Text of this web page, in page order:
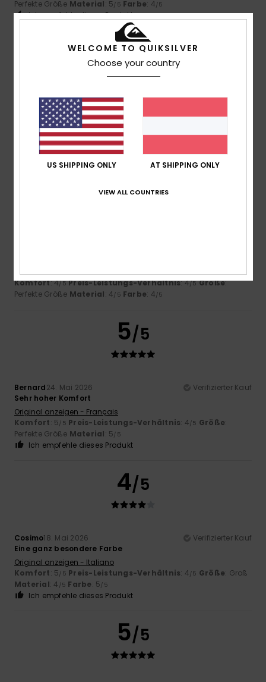
Perfekte Größe Material: 5/5 Farbe: 4/5
Ich empfehle dieses Produkt
5/5
14. Juni 2026
Original anzeigen - Deutsch
Komfort: 5/5 Preis-Leistungs-Verhältnis
Material: 5/5 Farbe: 5/5
Ich empfehle dieses Produkt
4/5
Original anzeigen - Français
Komfort: 4/5 Preis-Leistungs-Verhältnis: 4/5 Größe:
Perfekte Größe Material: 4/5 Farbe: 4/5
5/5
Bernard24. Mai 2026
Verifizierter Kauf
Sehr hoher Komfort
Original anzeigen - Français
Komfort: 5/5 Preis-Leistungs-Verhältnis: 4/5 Größe:
Perfekte Größe Material: 5/5
Ich empfehle dieses Produkt
4/5
Cosimo18. Mai 2026
Verifizierter Kauf
Eine ganz besondere Farbe
Original anzeigen - Italiano
Komfort: 5/5 Preis-Leistungs-Verhältnis: 4/5 Größe: Groß
Material: 4 /5 Farbe: 5/5
Ich empfehle dieses Produkt
5/5
WELCOME TO QUIKSILVER
Choose your country
US SHIPPING ONLY AT SHIPPING ONLY
VIEW ALL COUNTRIES